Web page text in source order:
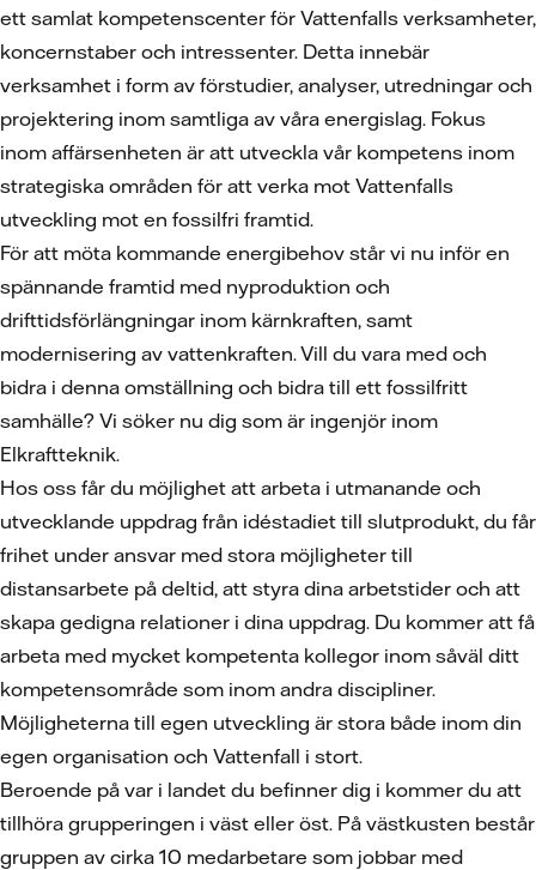
ett samlat kompetenscenter för Vattenfalls verksamheter,
koncernstaber och intressenter. Detta innebär
verksamhet i form av förstudier, analyser, utredningar och
projektering inom samtliga av våra energislag. Fokus
inom affärsenheten är att utveckla vår kompetens inom
strategiska områden för att verka mot Vattenfalls
utveckling mot en fossilfri framtid.
För att möta kommande energibehov står vi nu inför en
spännande framtid med nyproduktion och
drifttidsförlängningar inom kärnkraften, samt
modernisering av vattenkraften. Vill du vara med och
bidra i denna omställning och bidra till ett fossilfritt
samhälle? Vi söker nu dig som är ingenjör inom
Elkraftteknik.
Hos oss får du möjlighet att arbeta i utmanande och
utvecklande uppdrag från idéstadiet till slutprodukt, du får
frihet under ansvar med stora möjligheter till
distansarbete på deltid, att styra dina arbetstider och att
skapa gedigna relationer i dina uppdrag. Du kommer att få
arbeta med mycket kompetenta kollegor inom såväl ditt
kompetensområde som inom andra discipliner.
Möjligheterna till egen utveckling är stora både inom din
egen organisation och Vattenfall i stort.
Beroende på var i landet du befinner dig i kommer du att
tillhöra grupperingen i väst eller öst. På västkusten består
gruppen av cirka 10 medarbetare som jobbar med